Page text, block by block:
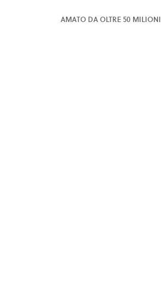
AMATO DA OLTRE 50